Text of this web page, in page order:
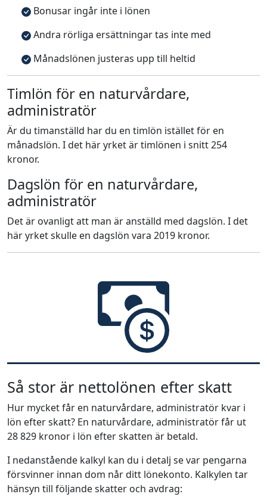
Bonusar ingår inte i lönen
Andra rörliga ersättningar tas inte med
Månadslönen justeras upp till heltid
Timlön för en naturvårdare,
administratör
Är du timanställd har du en timlön istället för en
månadslön. I det här yrket är timlönen i snitt 254
kronor.
Dagslön för en naturvårdare,
administratör
Det är ovanligt att man är anställd med dagslön. I det
här yrket skulle en dagslön vara 2019 kronor.
Så stor är nettolönen efter skatt
Hur mycket får en naturvårdare, administratör kvar i
lön efter skatt? En naturvårdare, administratör får ut
28 829 kronor i lön efter skatten är betald.
I nedanstående kalkyl kan du i detalj se var pengarna
försvinner innan dom når ditt lönekonto. Kalkylen tar
hänsyn till följande skatter och avdrag: